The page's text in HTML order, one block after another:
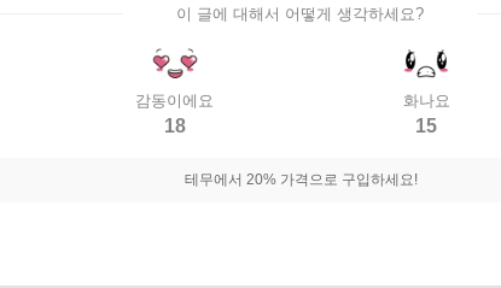
이 글에 대해서 어떻게 생각하세요?
감동이에요
18
화나요
15
테무에서 20% 가격으로 구입하세요!